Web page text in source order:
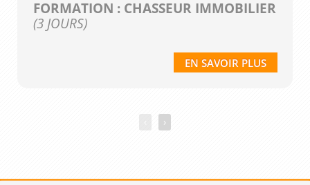
FORMATION : CHASSEUR IMMOBILIER
(3 JOURS)
EN SAVOIR PLUS
›